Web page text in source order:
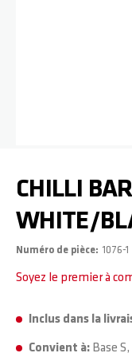
CHILLI
WHITE/
Numéro de pièce 1076-1
Soyez le premier à
Inclus dans la
Convient à: Base